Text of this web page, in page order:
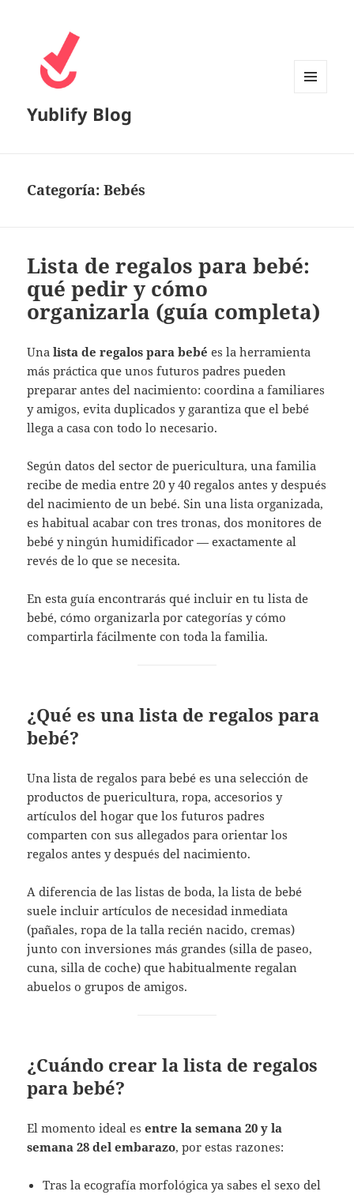
Yublify Blog
Categoría:Bebés
Lista de regalos para bebé:
qué pedir y cómo
organizarla (guía completa)
Unalista de regalos para bebé es la herramienta
más práctica que unos futuros padres pueden
preparar antes del nacimiento: coordina a familiares
y amigos, evita duplicados y garantiza que el bebé
llega a casa con todo lo necesario.
Según datos del sector de puericultura, una familia
recibe de media entre 20 y 40 regalos antes y después
del nacimiento de un bebé. Sin una lista organizada,
es habitual acabar con tres tronas, dos monitores de
bebé y ningún humidificador — exactamente al
revés de lo que se necesita.
En esta guía encontrarás qué incluir en tu lista de
bebé, cómo organizarla por categorías y cómo
compartirla fácilmente con toda la familia.
¿Qué es una lista de regalos para
bebé?
Una lista de regalos para bebé es una selección de
productos de puericultura, ropa, accesorios y
artículos del hogar que los futuros padres
comparten con sus allegados para orientar los
regalos antes y después del nacimiento.
A diferencia de las listas de boda, la lista de bebé
suele incluir artículos de necesidad inmediata
(pañales, ropa de la talla recién nacido, cremas)
junto con inversiones más grandes (silla de paseo,
cuna, silla de coche) que habitualmente regalan
abuelos o grupos de amigos.
¿Cuándo crear la lista de regalos
para bebé?
El momento ideal esentre la semana 20 y la
semana 28 del embarazo, por estas razones:
Tras la ecografía morfológica ya sabes el sexo del